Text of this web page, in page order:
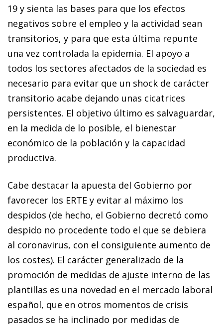
19 y sienta las bases para que los efectos
negativos sobre el empleo y la actividad sean
tran­­si­­torios, y para que esta última repunte
una vez controlada la epidemia. El apoyo a
todos los sectores afectados de la sociedad es
necesario para evitar que un shock de carácter
transitorio acabe dejando unas cicatrices
persistentes. El objetivo último es salvaguardar,
en la medida de lo posible, el bienestar
económico de la población y la capacidad
productiva.
Cabe destacar la apuesta del Gobierno por
favorecer los ERTE y evitar al máximo los
despidos (de hecho, el Gobierno decretó como
despido no procedente todo el que se debiera
al coronavirus, con el consiguiente aumento de
los costes). El carácter generalizado de la
promoción de medidas de ajuste interno de las
plantillas es una novedad en el mercado laboral
español, que en otros momentos de crisis
pasados se ha inclinado por medidas de